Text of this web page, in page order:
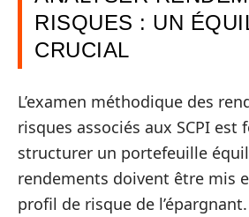
RISQUES : UN
CRUCIAL
L’examen méthodique des
risques associés aux SCPI
structurer un portefeuille
rendements doivent être mis
profil de risque de